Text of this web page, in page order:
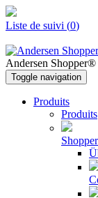
Liste de suivi (0)
Andersen
Toggle navigation
Produits
Produits